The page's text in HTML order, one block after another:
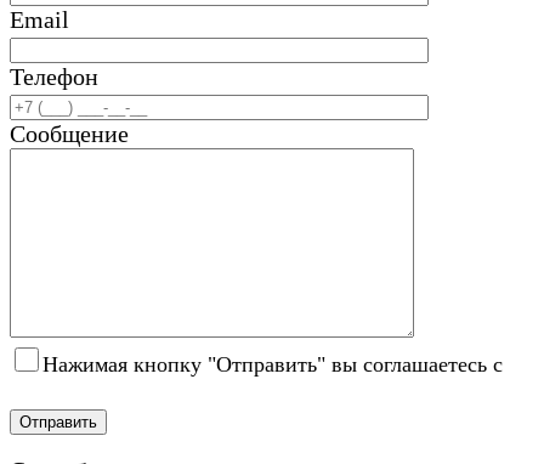
Email
Телефон
Сообщение
Нажимая кнопку "Отправить" вы соглашаетесь с